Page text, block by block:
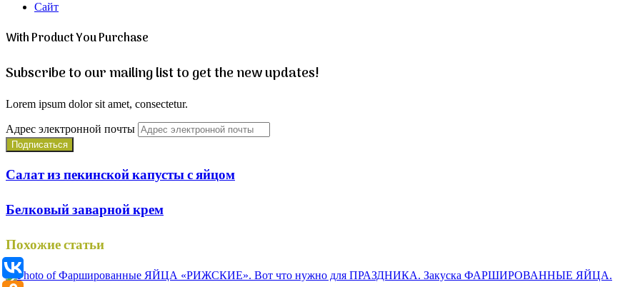
Сайт
With Product You Purchase
Subscribe to our mailing list to get the new updates!
Lorem ipsum dolor sit amet, consectetur.
Адрес электронной почты
Салат из пекинской капусты с яйцом
Белковый заварной крем
Похожие статьи